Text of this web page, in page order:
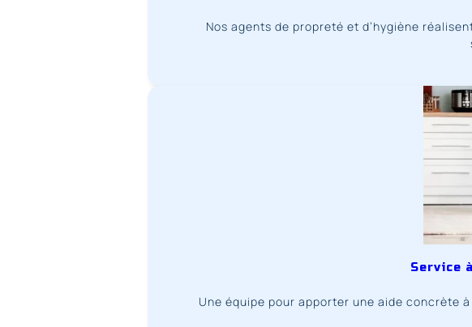
Nos agents de propreté et d’hygiène
Service
Une équipe pour apporter une aide concrète